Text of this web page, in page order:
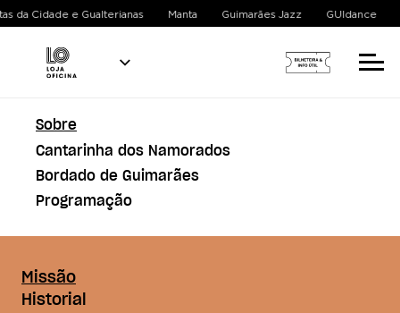
da Cidade e Gualterianas Manta Guimarães Jazz GUIdance
Sobre
Cantarinha dos Namorados
Bordado de Guimarães
Programação
Missão
Historial